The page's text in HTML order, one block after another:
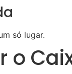
só lugar.
o